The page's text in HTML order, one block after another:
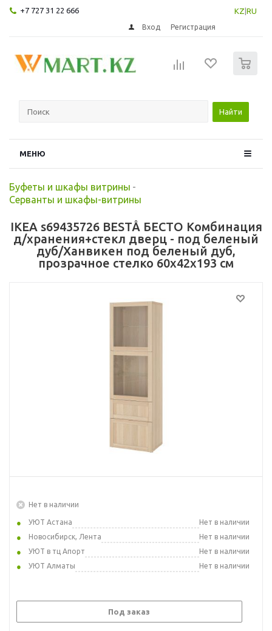
+7 727 31 22 666 KZ RU
Вход Регистрация
Найти
МЕНЮ
Буфеты и шкафы витрины -
Серванты и шкафы-витрины
IKEA s69435726 BESTÅ БЕСТО Комбинация
д/хранения+стекл дверц - под беленый
дуб/Ханвикен под беленый дуб,
прозрачное стелко 60x42x193 см
Нет в наличии
УЮТ Астана
Нет в наличии
Новосибирск, Лента
Нет в наличии
УЮТ в тц Апорт
Нет в наличии
УЮТ Алматы
Нет в наличии
Под заказ